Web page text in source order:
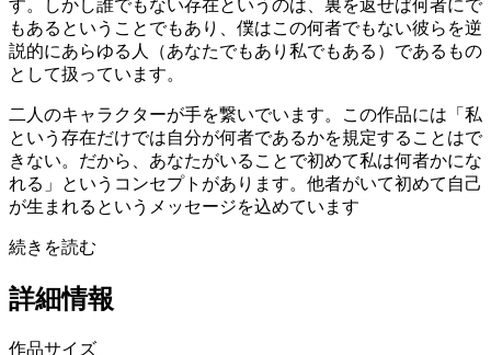
す。しかし誰でもない存在というのは、裏を返せば何者にで
もあるということでもあり、僕はこの何者でもない彼らを逆
説的にあらゆる人（あなたでもあり私でもある）であるもの
として扱っています。
二人のキャラクターが手を繋いでいます。この作品には「私
という存在だけでは自分が何者であるかを規定することはで
きない。だから、あなたがいることで初めて私は何者かにな
れる」というコンセプトがあります。他者がいて初めて自己
が生まれるというメッセージを込めています
続きを読む
詳細情報
作品サイズ